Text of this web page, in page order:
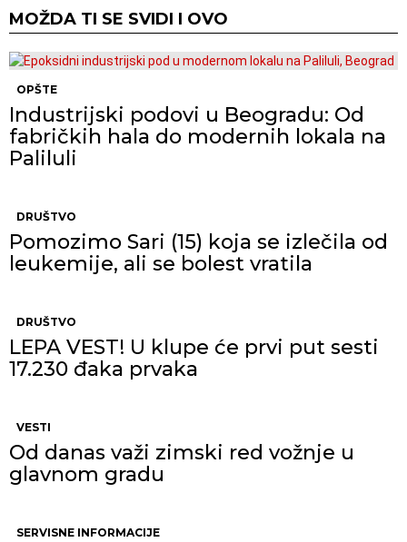
MOŽDA TI SE SVIDI I OVO
OPŠTE
Industrijski podovi u Beogradu: Od
fabričkih hala do modernih lokala na
Paliluli
DRUŠTVO
Pomozimo Sari (15) koja se izlečila od
leukemije, ali se bolest vratila
DRUŠTVO
LEPA VEST! U klupe će prvi put sesti
17.230 đaka prvaka
VESTI
Od danas važi zimski red vožnje u
glavnom gradu
SERVISNE INFORMACIJE